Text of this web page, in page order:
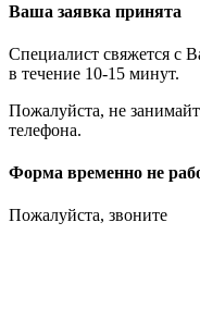
Ваша заявка принята
Специалист свяжется с
в течение 10-15 минут.
Пожалуйста, не
телефона.
Форма временно не
Пожалуйста, звоните